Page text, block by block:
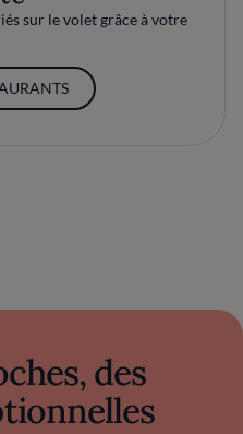
sur le volet grâce à votre
des